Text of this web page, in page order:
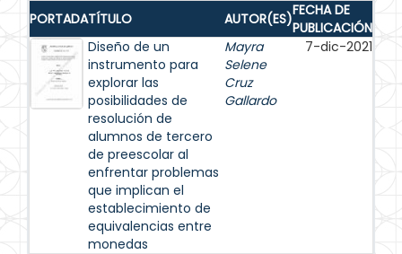
PORTADATÍTULO AUTOR(ES)FECHA DE
PUBLICACIÓN
Diseño de un
instrumento para
explorar las
posibilidades de
resolución de
alumnos de tercero
de preescolar al
enfrentar problemas
que implican el
establecimiento de
equivalencias entre
monedas
Mayra
Selene
Cruz
Gallardo
7-dic-2021